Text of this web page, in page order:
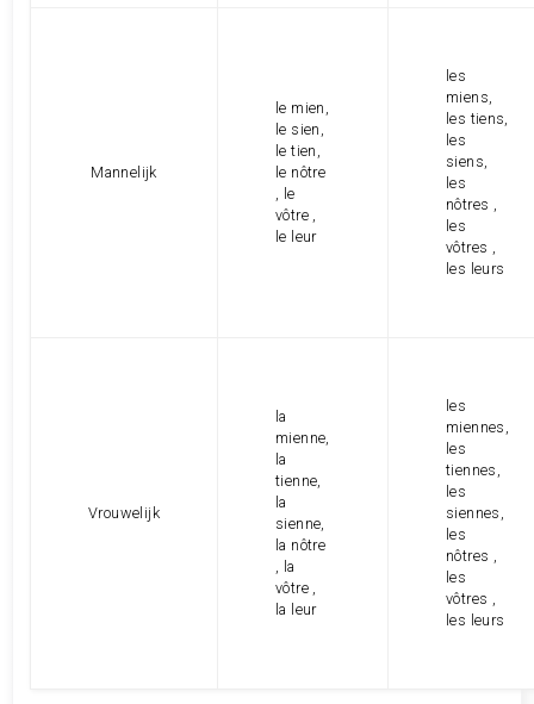
Mannelijk
le mien,
le sien,
le tien,
le nôtre
, le
vôtre ,
le leur
les
miens,
les tiens,
les
siens,
les
nôtres ,
les
vôtres ,
les leurs
Vrouwelijk
la
mienne,
la
tienne,
la
sienne,
la nôtre
, la
vôtre ,
la leur
les
miennes,
les
tiennes,
les
siennes,
les
nôtres ,
les
vôtres ,
les leurs